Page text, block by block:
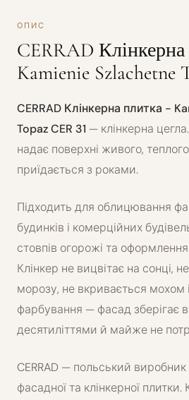
ОПИС
CERRAD
Kamienie Szlachetne
CERRAD Клінкерна плитка -
Topaz CER 31 — клінкерна
надає поверхні живого,
приїдається з роками.
Підходить для облицювання
будинків і комерційних
стовпів огорожі та
Клінкер не вицвітає на сонці,
морозу, не вкривається мохом
фарбування — фасад зберігає
десятиліттями й майже не
CERRAD — польський виробник
фасадної та клінкерної плитки.